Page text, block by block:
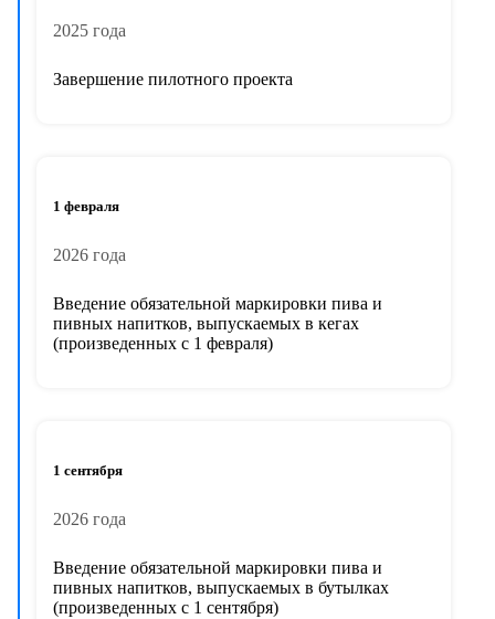
2025 года
Завершение пилотного проекта
1 февраля
2026 года
Введение обязательной маркировки пива и
пивных напитков, выпускаемых в кегах
(произведенных с 1 февраля)
1 сентября
2026 года
Введение обязательной маркировки пива и
пивных напитков, выпускаемых в бутылках
(произведенных с 1 сентября)